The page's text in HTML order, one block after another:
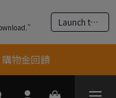
Launch the app
物金回饋
物金回饋
單95折優惠！